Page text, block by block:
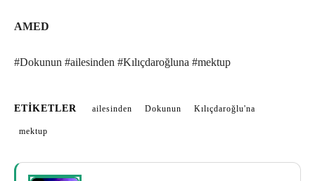
AMED
#Dokunun #ailesinden #Kılıçdaroğluna #mektup
ETIKETLER ailesinden Dokunun Kılıçdaroğlu'na
mektup